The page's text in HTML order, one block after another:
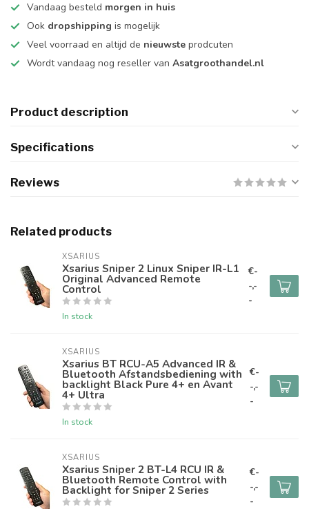
Vandaag besteld morgen in huis
Ook dropshipping is mogelijk
Veel voorraad en altijd de nieuwste prodcuten
Wordt vandaag nog reseller van Asatgroothandel.nl
Product description
Specifications
Reviews
Related products
XSARIUS
Xsarius Sniper 2 Linux Sniper IR-L1
Original Advanced Remote
Control
In stock
€-
-,-
-
XSARIUS
Xsarius BT RCU-A5 Advanced IR &
Bluetooth Afstandsbediening with
backlight Black Pure 4+ en Avant
4+ Ultra
In stock
€-
-,-
-
XSARIUS
Xsarius Sniper 2 BT-L4 RCU IR &
Bluetooth Remote Control with
Backlight for Sniper 2 Series
€-
-,-
-